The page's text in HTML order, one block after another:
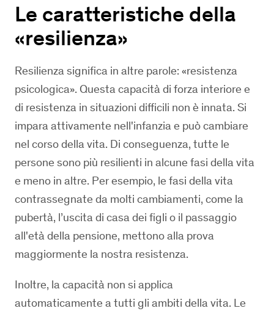
Le caratteristiche della
«resilienza»
Resilienza significa in altre parole: «resistenza
psicologica». Questa capacità di forza interiore e
di resistenza in situazioni difficili non è innata. Si
impara attivamente nell'infanzia e può cambiare
nel corso della vita. Di conseguenza, tutte le
persone sono più resilienti in alcune fasi della vita
e meno in altre. Per esempio, le fasi della vita
contrassegnate da molti cambiamenti, come la
pubertà, l’uscita di casa dei figli o il passaggio
all'età della pensione, mettono alla prova
maggiormente la nostra resistenza.
Inoltre, la capacità non si applica
automaticamente a tutti gli ambiti della vita. Le